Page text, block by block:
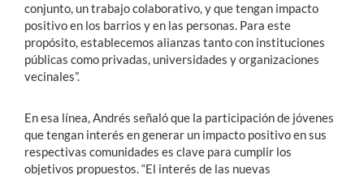
conjunto, un trabajo colaborativo, y que tengan impacto
positivo en los barrios y en las personas. Para este
propósito, establecemos alianzas tanto con instituciones
públicas como privadas, universidades y organizaciones
vecinales”.
En esa línea, Andrés señaló que la participación de jóvenes
que tengan interés en generar un impacto positivo en sus
respectivas comunidades es clave para cumplir los
objetivos propuestos. “El interés de las nuevas